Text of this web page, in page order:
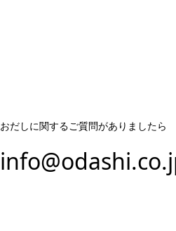
おだしに関するご質問がありましたら